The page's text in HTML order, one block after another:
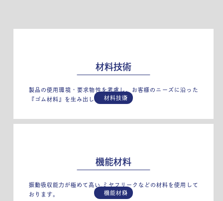
材料技術
製品の使用環境・要求物性を考慮し、お客様のニーズに沿った
『ゴム材料』を生み出します！材料技術
機能材料
振動吸収能力が極めて高い,ミヤフリークなどの材料を使用して
おります。
機能材料